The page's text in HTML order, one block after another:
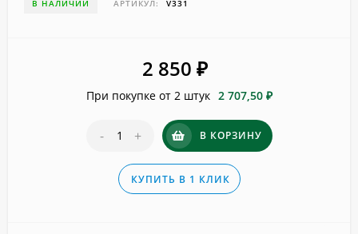
В НАЛИЧИИ АРТИКУЛ: V331
2 850 ₽
При покупке от 2 штук 2 707,50 ₽
- + В КОРЗИНУ
КУПИТЬ В 1 КЛИК